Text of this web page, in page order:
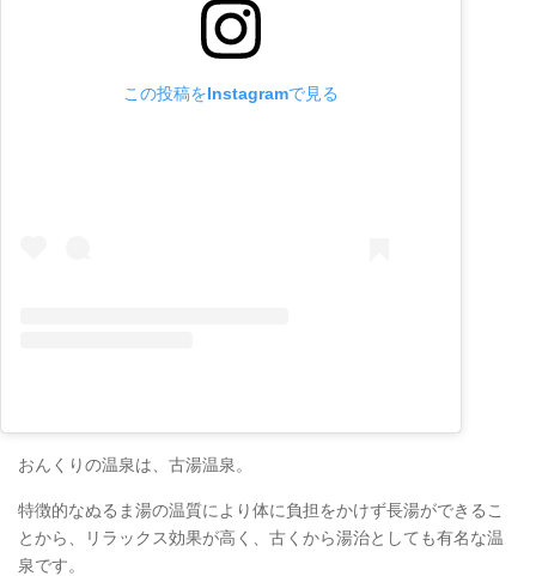
この投稿をInstagramで見る
おんくりの温泉は、古湯温泉。
特徴的なぬるま湯の温質により体に負担をかけず長湯ができるこ
とから、リラックス効果が高く、古くから湯治としても有名な温
泉です。